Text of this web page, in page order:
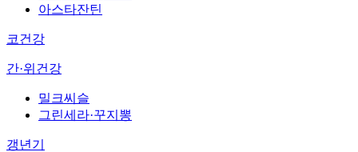
아스타잔틴
코건강
간·위건강
밀크씨슬
그린세라·꾸지뽕
갱년기